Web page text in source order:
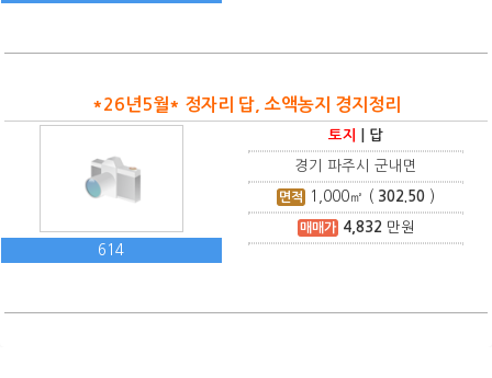
*26년5월* 정자리 답, 소액농지 경지정리
614
토지 답
경기 파주시 군내면
면적 1,000㎡ ( 302.50 )
매매가 4,832 만원